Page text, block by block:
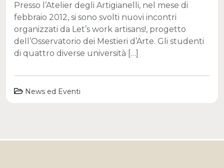
Presso l’Atelier degli Artigianelli, nel mese di
febbraio 2012, si sono svolti nuovi incontri
organizzati da Let’s work artisans!, progetto
dell’Osservatorio dei Mestieri d’Arte. Gli studenti
di quattro diverse università […]
News ed Eventi